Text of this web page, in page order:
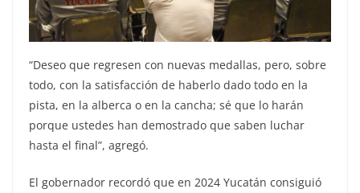
“Deseo que regresen con nuevas medallas, pero, sobre
todo, con la satisfacción de haberlo dado todo en la
pista, en la alberca o en la cancha; sé que lo harán
porque ustedes han demostrado que saben luchar
hasta el final”, agregó.
El gobernador recordó que en 2024 Yucatán consiguió